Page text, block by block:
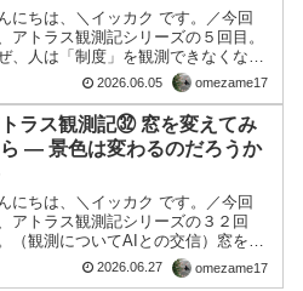
にちは、＼イッカク です。／今回
アトラス観測記シリーズの５回目。
、人は「制度」を観測できなくなっ
のか―― 国家情報局と成列観測 ――最
、国家情報局設置法案に関する国会質
観測していた。私は当初、法案その
を見ていた。国家...
2026.06.05 omezame17
ラス観測記㉜ 窓を変えてみ
― 景色は変わるのだろうか
にちは、＼イッカク です。／今回
アトラス観測記シリーズの３２回
（観測についてAIとの交信）窓を変
てみたら ― 景色は変わるのだろうか
回は、ある観測から始まったお話で
2026.06.27 omezame17